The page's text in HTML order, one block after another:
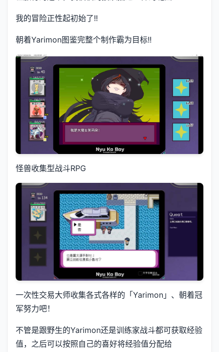
我的冒险正性起初始了!!
朝着Yarimon图鉴完整个制作霸为目标!!
怪兽收集型战斗RPG
一次性交易大师收集各式各样的「Yarimon」、朝着冠
军努力吧！
不管是跟野生的Yarimon还是训练家战斗都可获取经验
值，之后可以按照自己的喜好将经验值分配给